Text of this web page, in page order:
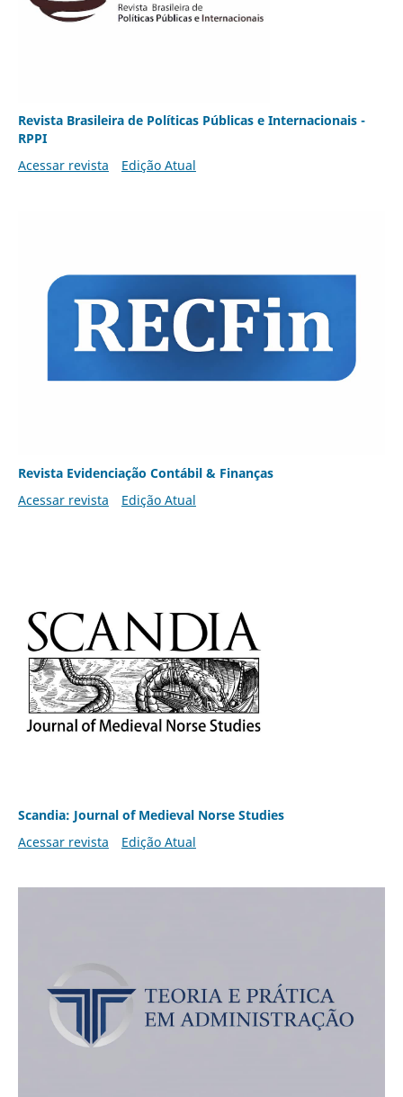
Revista Brasileira de Políticas Públicas e Internacionais -
RPPI
Acessar revista
Edição Atual
Revista Evidenciação Contábil & Finanças
Acessar revista
Edição Atual
Scandia: Journal of Medieval Norse Studies
Acessar revista
Edição Atual